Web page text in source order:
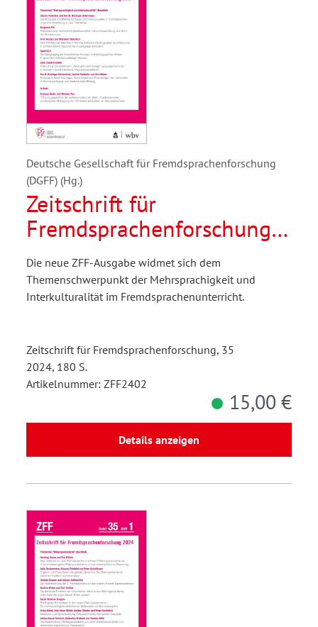
Deutsche Gesellschaft für Fremdsprachenforschung
(DGFF) (Hg.)
Zeitschrift für
Fremdsprachenforschung
2/2024
Die neue ZFF-Ausgabe widmet sich dem
Themenschwerpunkt der Mehrsprachigkeit und
Interkulturalität im Fremdsprachenunterricht.
Zeitschrift für Fremdsprachenforschung, 35
2024, 180 S.
Artikelnummer: ZFF2402
15,00 €
Details anzeigen